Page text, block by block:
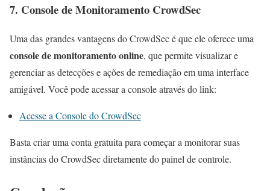
7. Console de Monitoramento CrowdSec
Uma das grandes vantagens do CrowdSec é que ele oferece uma
console de monitoramento online, que permite visualizar e
gerenciar as detecções e ações de remediação em uma interface
amigável. Você pode acessar a console através do link:
Acesse a Console do CrowdSec
Basta criar uma conta gratuita para começar a monitorar suas
instâncias do CrowdSec diretamente do painel de controle.